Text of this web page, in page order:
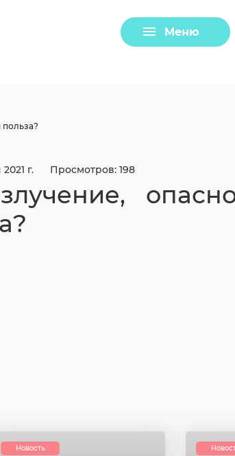
Меню
г. Просмотров: 198
Новость
Задать